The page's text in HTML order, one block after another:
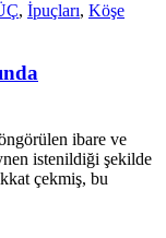
, İpuçları, Köşe
ibare ve
istenildiği şekilde
çekmiş, bu